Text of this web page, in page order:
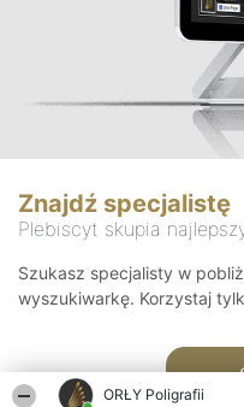
ORŁY Poligrafii
Znajdź specjalistę
Plebiscyt skupia
Szukasz specjalisty w
wyszukiwarkę. Korzystaj